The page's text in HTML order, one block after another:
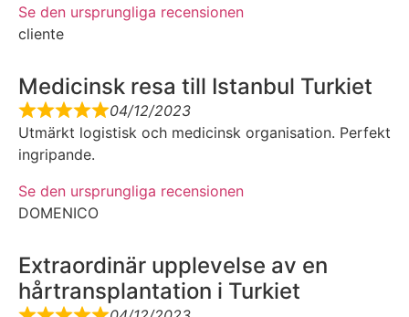
Se den ursprungliga recensionen
cliente
Medicinsk resa till Istanbul Turkiet
04/12/2023
Utmärkt logistisk och medicinsk organisation. Perfekt
ingripande.
Se den ursprungliga recensionen
DOMENICO
Extraordinär upplevelse av en
hårtransplantation i Turkiet